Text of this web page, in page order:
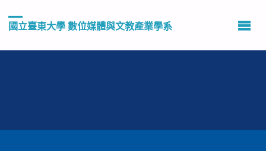
國立臺東大學 數位媒體與文教產業學系